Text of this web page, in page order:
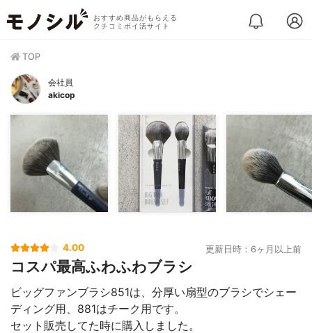
おすすめ商品がもらえる
クチコミポイ活サイト
TOP
会社員
akicop
4.00 更新日時：6ヶ月以上前
コスパ最高ふわふわブラシ
ビッグファンブラシ851は、分厚い扇型のブラシでシェー
ディング用、881はチーク用です。
セット販売してた時に購入しました。